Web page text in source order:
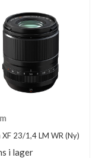
XF 23/1,4 LM WR (Ny)
i lager